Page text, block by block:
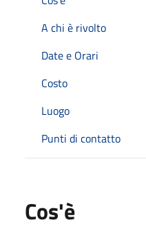
A chi è rivolto
Date e Orari
Costo
Luogo
Punti di contatto
Cos'è